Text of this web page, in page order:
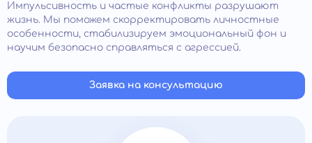
Импульсивность и частые конфликты разрушают
жизнь. Мы поможем скорректировать личностные
особенности, стабилизируем эмоциональный фон и
научим безопасно справляться с агрессией.
Заявка на консультацию